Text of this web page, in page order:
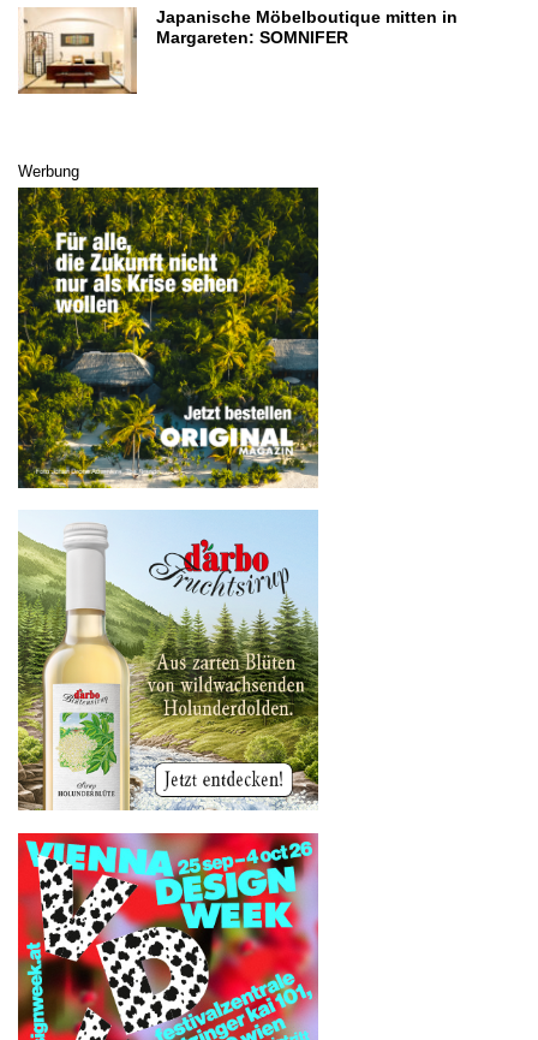
Japanische Möbelboutique mitten in
Margareten: SOMNIFER
Werbung